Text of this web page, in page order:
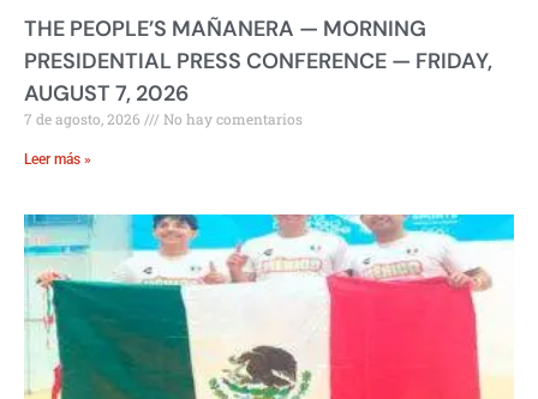
THE PEOPLE’S MAÑANERA — MORNING
PRESIDENTIAL PRESS CONFERENCE — FRIDAY,
AUGUST 7, 2026
7 de agosto, 2026 No hay comentarios
Leer más »